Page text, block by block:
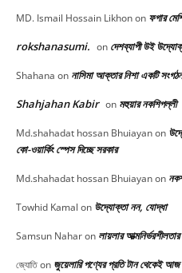
MD. Ismail Hossain Likhonon ফগার
rokshanasumi. on দেশব্যাপী উই
Shahana on নাসিমা আক্তার নিশা একটি
Shahjahan Kabir on মহুয়ার নকশিপল্লী
Md.shahadat hossan Bhuiayanon
কো-ওয়ার্কিং স্পেস দিচ্ছে সরকার
Md.shahadat hossan Bhuiayanon
Towhid Kamal on উদ্যোক্তা নন, যোদ্ধা
Samsun Naharon লায়লার
জ্যোতিon জুয়েলারি পণ্যের প্রতি টান থেকেই